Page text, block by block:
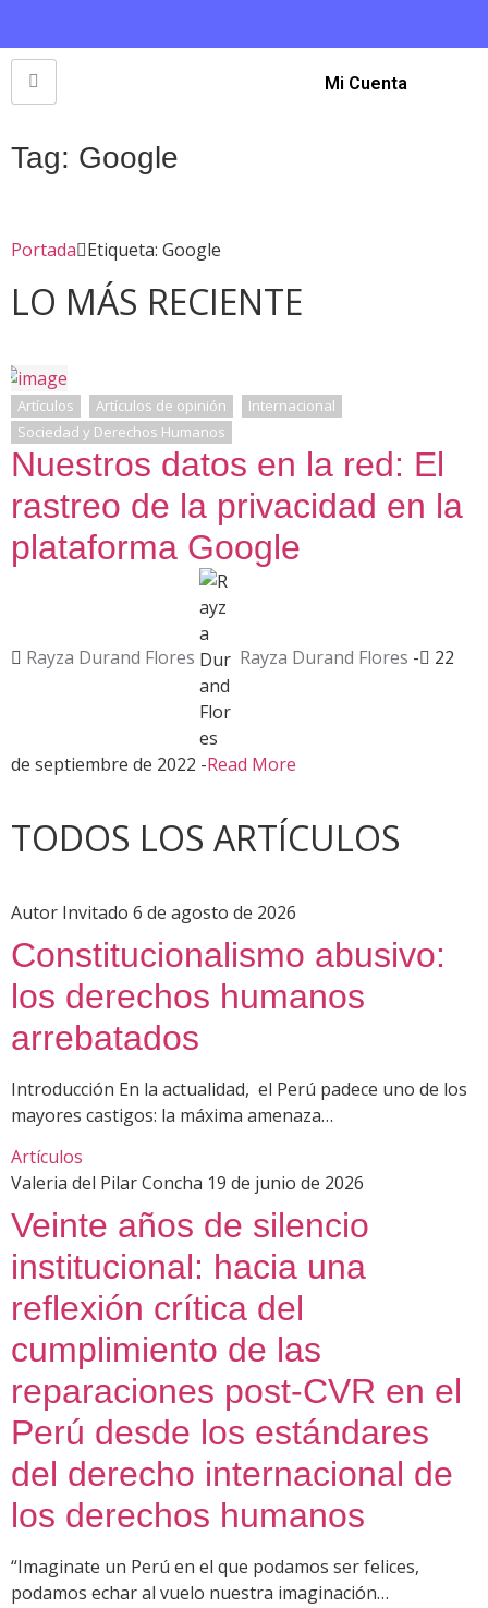
Mi Cuenta
Tag: Google
Portada Etiqueta: Google
LO MÁS RECIENTE
Artículos Artículos de opinión
Internacional
Sociedad y Derechos Humanos
Nuestros datos en la red: El
rastreo de la privacidad en la
plataforma Google
Rayza Durand Flores Rayza Durand Flores - 22
de septiembre de 2022 -Read More
TODOS LOS ARTÍCULOS
Autor Invitado 6 de agosto de 2026
Constitucionalismo abusivo:
los derechos humanos
arrebatados
Introducción En la actualidad, el Perú padece uno de los
mayores castigos: la máxima amenaza…
Artículos
Valeria del Pilar Concha 19 de junio de 2026
Veinte años de silencio
institucional: hacia una
reflexión crítica del
cumplimiento de las
reparaciones post-CVR en el
Perú desde los estándares
del derecho internacional de
los derechos humanos
“Imaginate un Perú en el que podamos ser felices,
podamos echar al vuelo nuestra imaginación…